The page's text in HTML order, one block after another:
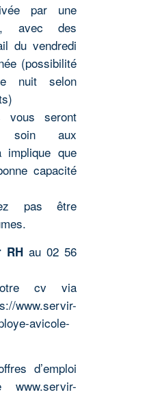
par une
avec des
du vendredi
(possibilité
nuit selon
vous seront
soin aux
implique que
capacité
pas être
RHau 02 56
cv via
www.servir-
avicole-
d’emploi